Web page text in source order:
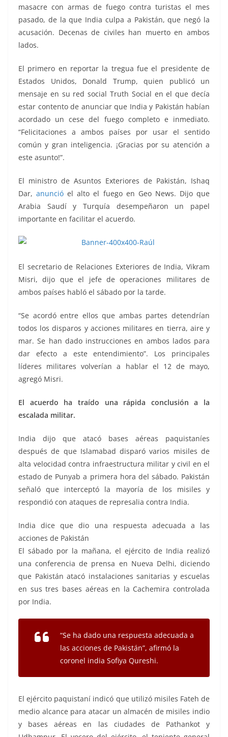
masacre con armas de fuego contra turistas el mes
pasado, de la que India culpa a Pakistán, que negó la
acusación. Decenas de civiles han muerto en ambos
lados.
El primero en reportar la tregua fue el presidente de
Estados Unidos, Donald Trump, quien publicó un
mensaje en su red social Truth Social en el que decía
estar contento de anunciar que India y Pakistán habían
acordado un cese del fuego completo e inmediato.
“Felicitaciones a ambos países por usar el sentido
común y gran inteligencia. ¡Gracias por su atención a
este asunto!”.
El ministro de Asuntos Exteriores de Pakistán, Ishaq
Dar,anuncióel alto el fuego en Geo News. Dijo que
Arabia Saudí y Turquía desempeñaron un papel
importante en facilitar el acuerdo.
El secretario de Relaciones Exteriores de India, Vikram
Misri, dijo que el jefe de operaciones militares de
ambos países habló el sábado por la tarde.
“Se acordó entre ellos que ambas partes detendrían
todos los disparos y acciones militares en tierra, aire y
mar. Se han dado instrucciones en ambos lados para
dar efecto a este entendimiento”. Los principales
líderes militares volverían a hablar el 12 de mayo,
agregó Misri.
El acuerdo ha traído una rápida conclusión a la
escalada militar.
India dijo que atacó bases aéreas paquistaníes
después de que Islamabad disparó varios misiles de
alta velocidad contra infraestructura militar y civil en el
estado de Punyab a primera hora del sábado. Pakistán
señaló que interceptó la mayoría de los misiles y
respondió con ataques de represalia contra India.
India dice que dio una respuesta adecuada a las
acciones de Pakistán
El sábado por la mañana, el ejército de India realizó
una conferencia de prensa en Nueva Delhi, diciendo
que Pakistán atacó instalaciones sanitarias y escuelas
en sus tres bases aéreas en la Cachemira controlada
por India.
“Se ha dado una respuesta adecuada a
las acciones de Pakistán”, afirmó la
coronel india Sofiya Qureshi.
El ejército paquistaní indicó que utilizó misiles Fateh de
medio alcance para atacar un almacén de misiles indio
y bases aéreas en las ciudades de Pathankot y